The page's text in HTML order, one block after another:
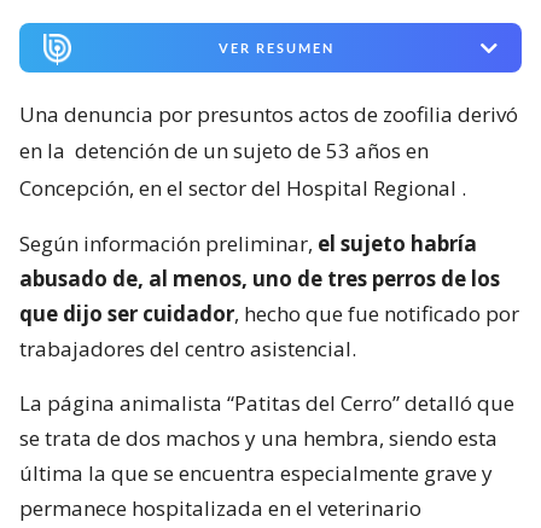
VER RESUMEN
Una denuncia por presuntos actos de zoofilia derivó
en la detención de un sujeto de 53 años en
Concepción, en el sector del Hospital Regional .
Según información preliminar, el sujeto habría
abusado de, al menos, uno de tres perros de los
que dijo ser cuidador, hecho que fue notificado por
trabajadores del centro asistencial.
La página animalista “Patitas del Cerro” detalló que
se trata de dos machos y una hembra, siendo esta
última la que se encuentra especialmente grave y
permanece hospitalizada en el veterinario